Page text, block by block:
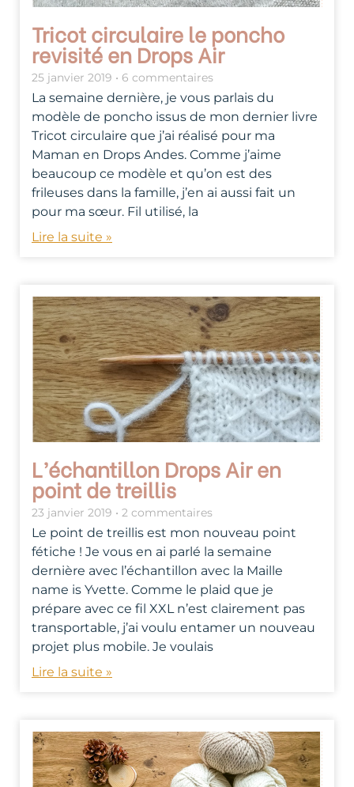
Tricot circulaire le poncho
revisité en Drops Air
25 janvier 2019 6 commentaires
La semaine dernière, je vous parlais du
modèle de poncho issus de mon dernier livre
Tricot circulaire que j’ai réalisé pour ma
Maman en Drops Andes. Comme j’aime
beaucoup ce modèle et qu’on est des
frileuses dans la famille, j’en ai aussi fait un
pour ma sœur. Fil utilisé, la
Lire la suite »
L’échantillon Drops Air en
point de treillis
23 janvier 2019 2 commentaires
Le point de treillis est mon nouveau point
fétiche ! Je vous en ai parlé la semaine
dernière avec l’échantillon avec la Maille
name is Yvette. Comme le plaid que je
prépare avec ce fil XXL n’est clairement pas
transportable, j’ai voulu entamer un nouveau
projet plus mobile. Je voulais
Lire la suite »